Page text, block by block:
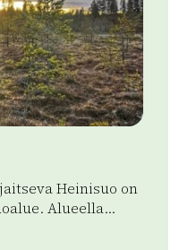
Heinisuo on
Alueella...